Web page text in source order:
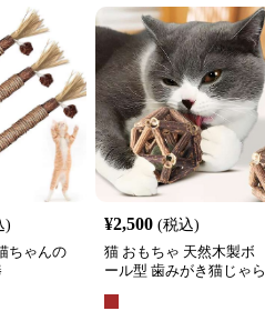
)
ちゃんの
¥2,500 (税込)
猫 おもちゃ 天然木製ボ
ール型 歯みがき猫じゃら